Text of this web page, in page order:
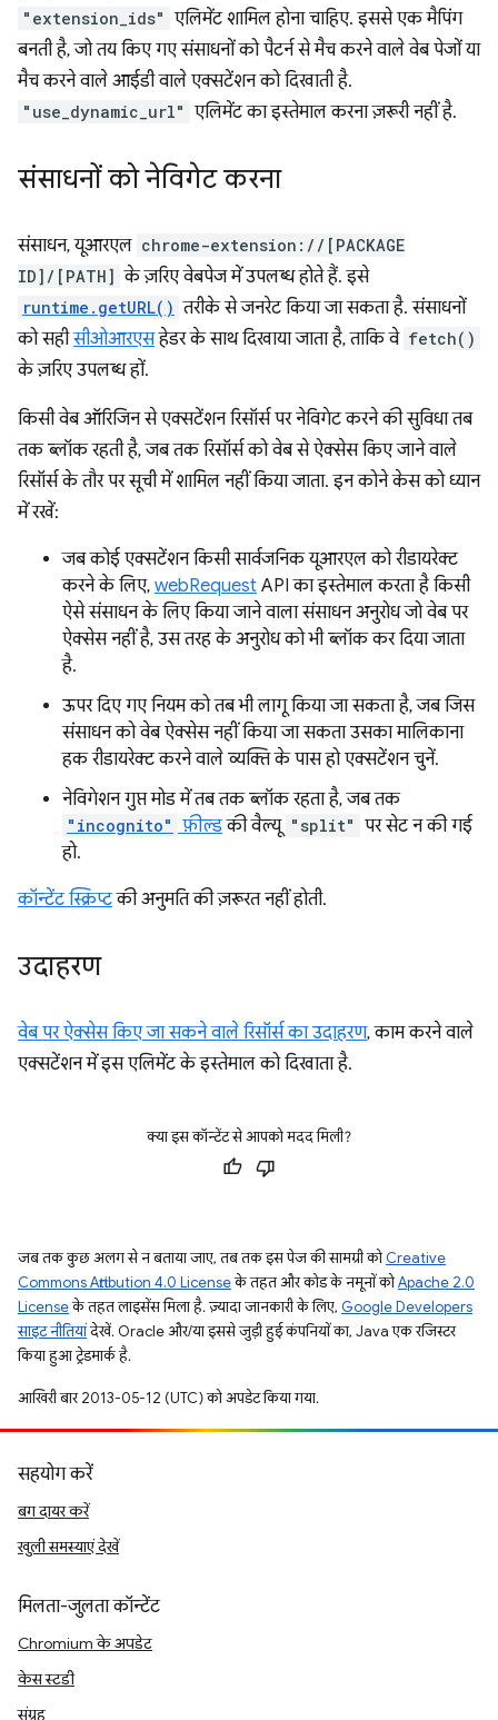
"extension_ids" एलिमेंट शामिल होना चाहिए. इससे एक मैपिंग
बनती है, जो तय किए गए संसाधनों को पैटर्न से मैच करने वाले वेब पेजों या
मैच करने वाले आईडी वाले एक्सटेंशन को दिखाती है.
"use_dynamic_url" एलिमेंट का इस्तेमाल करना ज़रूरी नहीं है.
संसाधनों को नेविगेट करना
संसाधन, यूआरएल chrome-extension://[PACKAGE
ID]/[PATH] के ज़रिए वेबपेज में उपलब्ध होते हैं. इसे
runtime.getURL() तरीके से जनरेट किया जा सकता है. संसाधनों
को सहीसीओआरएसहेडर के साथ दिखाया जाता है, ताकि वे fetch()
के ज़रिए उपलब्ध हों.
किसी वेब ऑरिजिन से एक्सटेंशन रिसॉर्स पर नेविगेट करने की सुविधा तब
तक ब्लॉक रहती है, जब तक रिसॉर्स को वेब से ऐक्सेस किए जाने वाले
रिसॉर्स के तौर पर सूची में शामिल नहीं किया जाता. इन कोने केस को ध्यान
में रखें:
जब कोई एक्सटेंशन किसी सार्वजनिक यूआरएल को रीडायरेक्ट
करने के लिए, webRequest API का इस्तेमाल करता है किसी
ऐसे संसाधन के लिए किया जाने वाला संसाधन अनुरोध जो वेब पर
ऐक्सेस नहीं है, उस तरह के अनुरोध को भी ब्लॉक कर दिया जाता
है.
ऊपर दिए गए नियम को तब भी लागू किया जा सकता है, जब जिस
संसाधन को वेब ऐक्सेस नहीं किया जा सकता उसका मालिकाना
हक रीडायरेक्ट करने वाले व्यक्ति के पास हो एक्सटेंशन चुनें.
नेविगेशन गुप्त मोड में तब तक ब्लॉक रहता है, जब तक
"incognito" फ़ील्डकी वैल्यू "split" पर सेट न की गई
हो.
कॉन्टेंट स्क्रिप्टकी अनुमति की ज़रूरत नहीं होती.
उदाहरण
वेब पर ऐक्सेस किए जा सकने वाले रिसॉर्स का उदाहरण, काम करने वाले
एक्सटेंशन में इस एलिमेंट के इस्तेमाल को दिखाता है.
क्या इस कॉन्टेंट से आपको मदद मिली?
जब तक कुछ अलग से न बताया जाए, तब तक इस पेज की सामग्री कोCreative
Commons Attribution 4.0 Licenseके तहत और कोड के नमूनों कोApache 2.0
Licenseके तहत लाइसेंस मिला है. ज़्यादा जानकारी के लिए, Google Developers
साइट नीतियांदेखें. Oracle और/या इससे जुड़ी हुई कंपनियों का, Java एक रजिस्टर
किया हुआ ट्रेडमार्क है.
आखिरी बार 2013-05-12 (UTC) को अपडेट किया गया.
सहयोग करें
बग दायर करें
खुली समस्याएं देखें
मिलता-जुलता कॉन्टेंट
Chromium के अपडेट
केस स्टडी
संग्रह